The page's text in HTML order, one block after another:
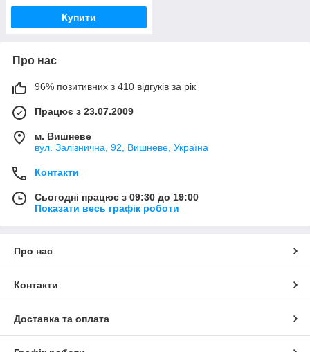
Купити
Про нас
96% позитивних з 410 відгуків за рік
Працює з 23.07.2009
м. Вишневе
вул. Залізнична, 92, Вишневе, Україна
Контакти
Сьогодні працює з 09:30 до 19:00
Показати весь графік роботи
Про нас
Контакти
Доставка та оплата